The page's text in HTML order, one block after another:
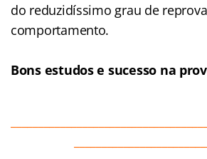
do reduzidíssimo grau de
comportamento.
Bons estudos e sucesso na